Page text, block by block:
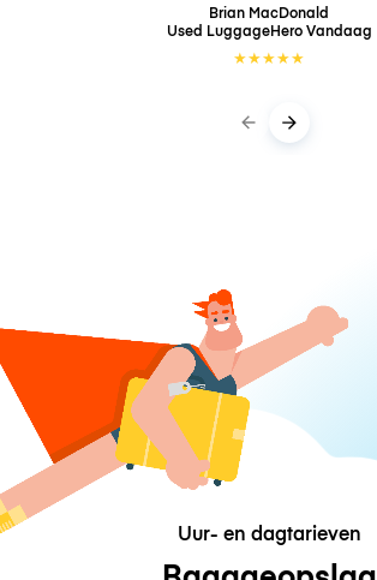
Brian MacDonald
Used LuggageHeroVandaag
★★★★★
Uur- en dagtarieven